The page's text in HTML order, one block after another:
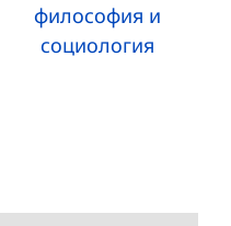
философия и
социология